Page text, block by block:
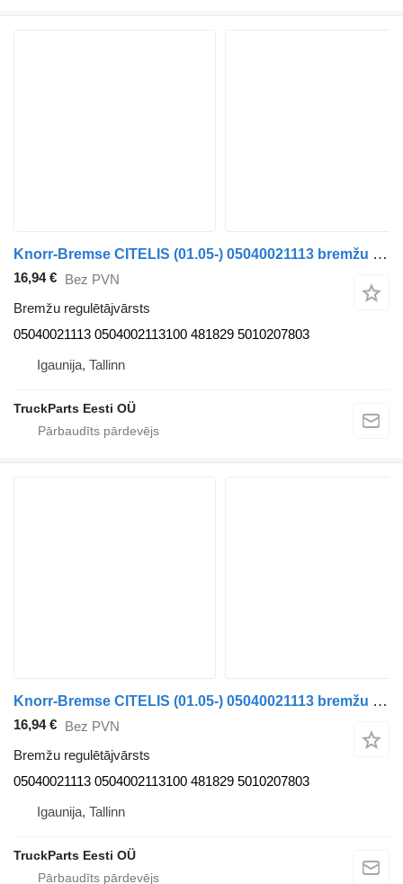
Knorr-Bremse CITELIS (01.05-) 05040021113 bremžu regulētājvārsts paredzēts Irisbus Access, Evadys, Axer, Karosa, Recreo, Domino, Agora, Citelis, Eurorider (1999-) autobusa
16,94 € Bez PVN
Bremžu regulētājvārsts
05040021113 0504002113100 481829 5010207803
Igaunija, Tallinn
TruckParts Eesti OÜ
Knorr-Bremse CITELIS (01.05-) 05040021113 bremžu regulētājvārsts paredzēts Irisbus Access, Evadys, Axer, Karosa, Recreo, Domino, Agora, Citelis, Eurorider (1999-) autobusa
16,94 € Bez PVN
Bremžu regulētājvārsts
05040021113 0504002113100 481829 5010207803
Igaunija, Tallinn
TruckParts Eesti OÜ